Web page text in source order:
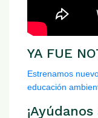
YA FUE
Estrenamos
educación